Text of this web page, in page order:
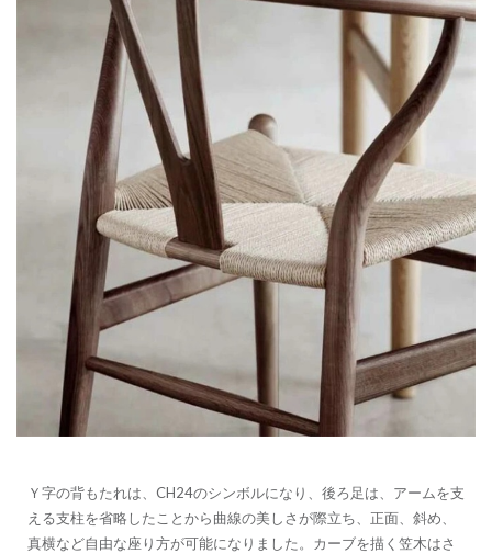
Ｙ字の背もたれは、CH24のシンボルになり、後ろ足は、アームを支
える支柱を省略したことから曲線の美しさが際立ち、正面、斜め、
真横など自由な座り方が可能になりました。カーブを描く笠木はさ